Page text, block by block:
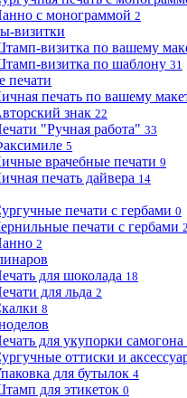
с монограммой 2
визитки
визитка по вашему
визитка по шаблону 31
печати
печать по вашему
знак 22
"Ручная работа" 33
5
врачебные печати 9
печать дайвера 14
печати с гербами 0
печати с гербами
2
для шоколада 18
для льда 2
8
для укупорки самогона
оттиски и
для бутылок 4
для этикеток 0